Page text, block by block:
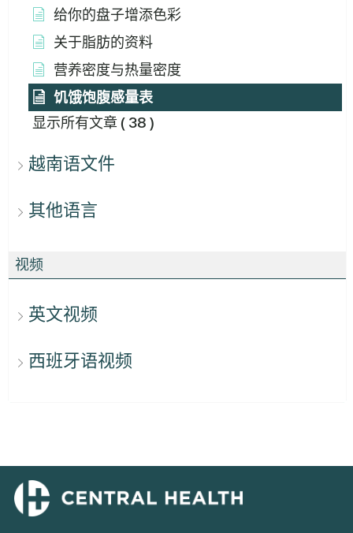
给你的盘子增添色彩
关于脂肪的资料
营养密度与热量密度
饥饿饱腹感量表
显示所有文章 ( 38 )
越南语文件
其他语言
视频
英文视频
西班牙语视频